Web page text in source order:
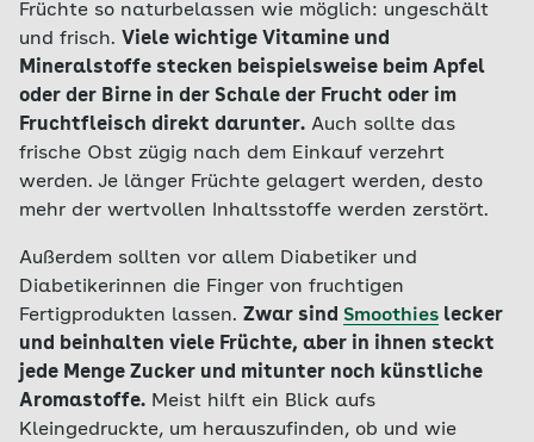
Früchte so naturbelassen wie möglich: ungeschält
und frisch. Viele wichtige Vitamine und
Mineralstoffe stecken beispielsweise beim Apfel
oder der Birne in der Schale der Frucht oder im
Fruchtfleisch direkt darunter. Auch sollte das
frische Obst zügig nach dem Einkauf verzehrt
werden. Je länger Früchte gelagert werden, desto
mehr der wertvollen Inhaltsstoffe werden zerstört.
Außerdem sollten vor allem Diabetiker und
Diabetikerinnen die Finger von fruchtigen
Fertigprodukten lassen. Zwar sind Smoothies lecker
und beinhalten viele Früchte, aber in ihnen steckt
jede Menge Zucker und mitunter noch künstliche
Aromastoffe. Meist hilft ein Blick aufs
Kleingedruckte, um herauszufinden, ob und wie